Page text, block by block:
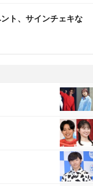
ト、サインチェキな